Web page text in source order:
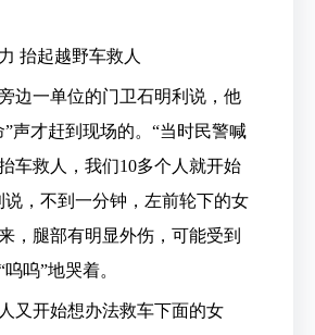
起越野车救人
一单位的门卫石明利说，他
”声才赶到现场的。“当时民警喊
车救人，我们10多个人就开始
说，不到一分钟，左前轮下的女
，腿部有明显外伤，可能受到
呜”地哭着。
开始想办法救车下面的女